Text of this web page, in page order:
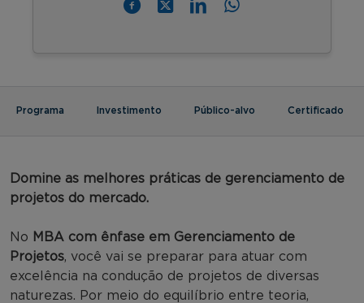
Programa Investimento Público-alvo Certificado
Domine as melhores práticas de gerenciamento de
projetos do mercado.
No MBA com ênfase em Gerenciamento de
Projetos, você vai se preparar para atuar com
excelência na condução de projetos de diversas
naturezas. Por meio do equilíbrio entre teoria,